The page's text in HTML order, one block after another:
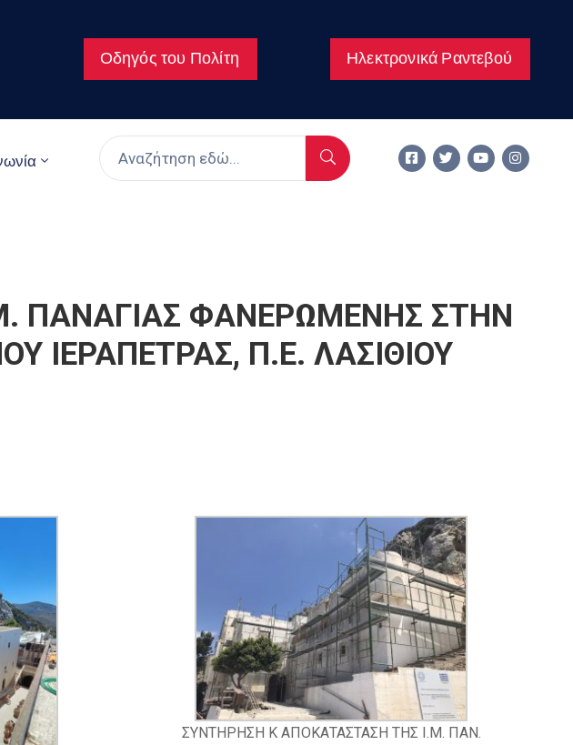
Οδηγός του Πολίτη Ηλεκτρονικά Ραντεβού
ΠΑΝΑΓΙΑΣ ΦΑΝΕΡΩΜΕΝΗΣ ΣΤΗΝ
ΙΕΡΑΠΕΤΡΑΣ, Π.Ε. ΛΑΣΙΘΙΟΥ
ΣΥΝΤΗΡΗΣΗ Κ ΑΠΟΚΑΤΑΣΤΑΣΗ ΤΗΣ Ι.Μ. ΠΑΝ.